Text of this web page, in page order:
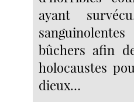
ayant
bûchers afin
holocaustes
dieux…